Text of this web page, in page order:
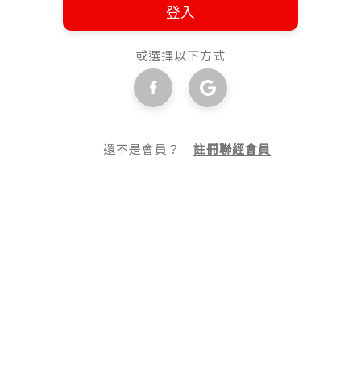
登入
或選擇以下方式
還不是會員？註冊聯經會員